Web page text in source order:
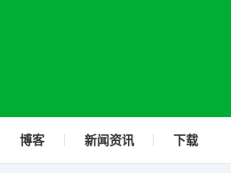
博客 新闻资讯 下载